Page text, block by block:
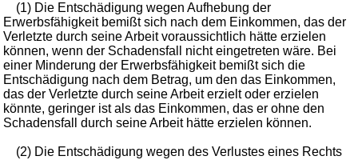
(1) Die Entschädigung wegen Aufhebung der
Erwerbsfähigkeit bemißt sich nach dem Einkommen, das der
Verletzte durch seine Arbeit voraussichtlich hätte erzielen
können, wenn der Schadensfall nicht eingetreten wäre. Bei
einer Minderung der Erwerbsfähigkeit bemißt sich die
Entschädigung nach dem Betrag, um den das Einkommen,
das der Verletzte durch seine Arbeit erzielt oder erzielen
könnte, geringer ist als das Einkommen, das er ohne den
Schadensfall durch seine Arbeit hätte erzielen können.
(2) Die Entschädigung wegen des Verlustes eines Rechts